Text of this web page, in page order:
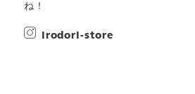
ね！
irodori-store